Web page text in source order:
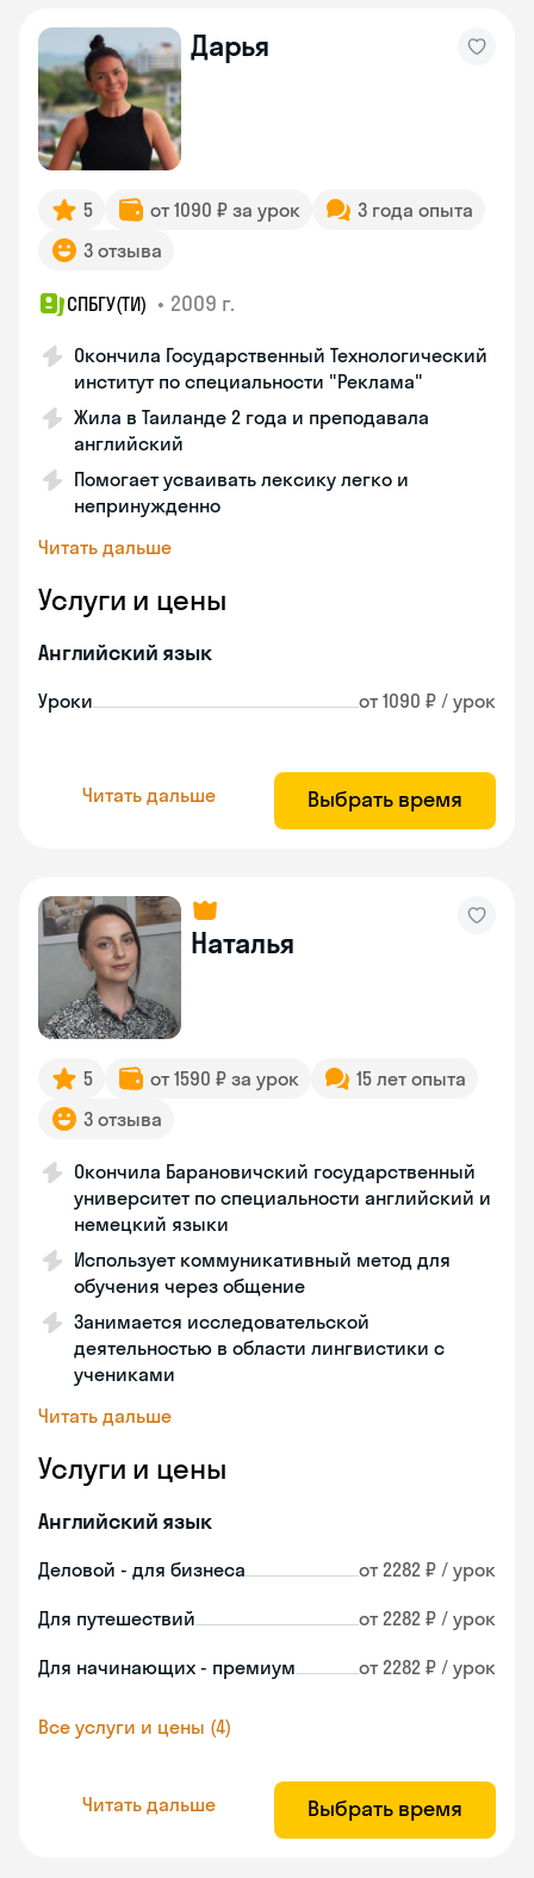
Дарья
5 от 1090 ₽ за урок
3 года опыта
3 отзыва
СПБГУ(ТИ) • 2009 г.
Окончила Государственный Технологический
институт по специальности "Реклама"
Жила в Таиланде 2 года и преподавала
английский
Помогает усваивать лексику легко и
непринужденно
Читать дальше
Услуги и цены
Английский язык
Уроки от 1090 ₽ / урок
Читать дальше Выбрать время
Наталья
5 от 1590 ₽ за урок
15 лет опыта
3 отзыва
Окончила Барановичский государственный
университет по специальности английский и
немецкий языки
Использует коммуникативный метод для
обучения через общение
Занимается исследовательской
деятельностью в области лингвистики с
учениками
Читать дальше
Услуги и цены
Английский язык
Деловой - для бизнеса от 2282 ₽ / урок
Для путешествий от 2282 ₽ / урок
Для начинающих - премиум от 2282 ₽ / урок
Все услуги и цены (4)
Читать дальше Выбрать время